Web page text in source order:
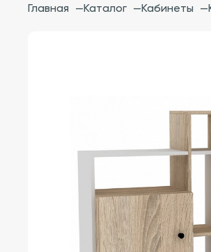
Главная —Каталог —Кабинеты —